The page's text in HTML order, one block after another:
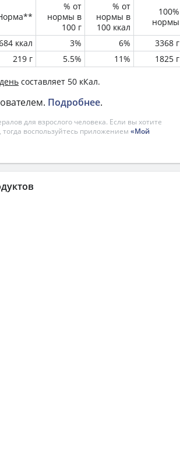
% от
нормы в
100 г
% от
нормы в
100 ккал
100%
нормы
ккал 3% 6%
3368 г
219 г 5.5% 11% 1825 г
составляет 50 кКал.
Подробнее.
для взрослого человека. Если вы хотите
воспользуйтесь приложением «Мой